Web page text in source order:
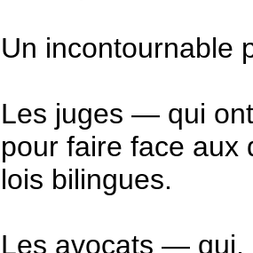
Un incontournable
Les juges — qui
pour faire face aux
lois bilingues.
Les avocats — qui,